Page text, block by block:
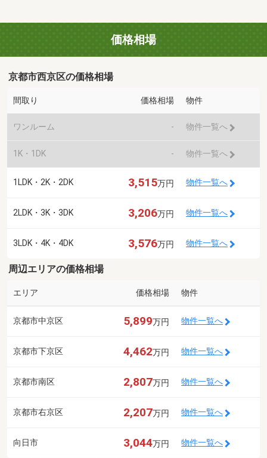
価格相場
京都市西京区の価格相場
間取り 価格相場 物件
ワンルーム - 物件一覧へ
1K・1DK - 物件一覧へ
1LDK・2K・2DK 3,515万円 物件一覧へ
2LDK・3K・3DK 3,206万円 物件一覧へ
3LDK・4K・4DK 3,576万円 物件一覧へ
周辺エリアの価格相場
エリア 価格相場 物件
京都市中京区 5,899万円 物件一覧へ
京都市下京区 4,462万円 物件一覧へ
京都市南区 2,807万円 物件一覧へ
京都市右京区 2,207万円 物件一覧へ
向日市 3,044万円 物件一覧へ